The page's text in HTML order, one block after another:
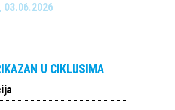
03.06.2026
U CIKLUSIMA